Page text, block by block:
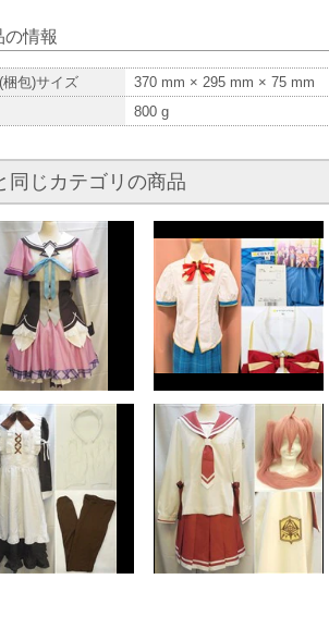
の情報
梱包)サイズ 370 mm × 295 mm × 75 mm
800 g
同じカテゴリの商品